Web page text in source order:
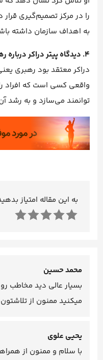
را در مرکز تصمیم‌گیری
به اهداف سازمان داشته
۴. دیدگاه پیتر دراکر درباره رهبری سازمانی چه بود؟
دراکر معتقد بود رهبری
واقعی کسی است که افراد را
توانمند می‌سازد و به رشد
به این مقاله امتیاز
محمد حسین
میکنید ممنون از تلاشتون
یحیی علوی
با سلام و ممنون از